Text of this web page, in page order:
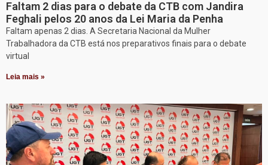
Faltam 2 dias para o debate da CTB com Jandira
Feghali pelos 20 anos da Lei Maria da Penha
Faltam apenas 2 dias. A Secretaria Nacional da Mulher
Trabalhadora da CTB está nos preparativos finais para o debate
virtual
Leia mais »